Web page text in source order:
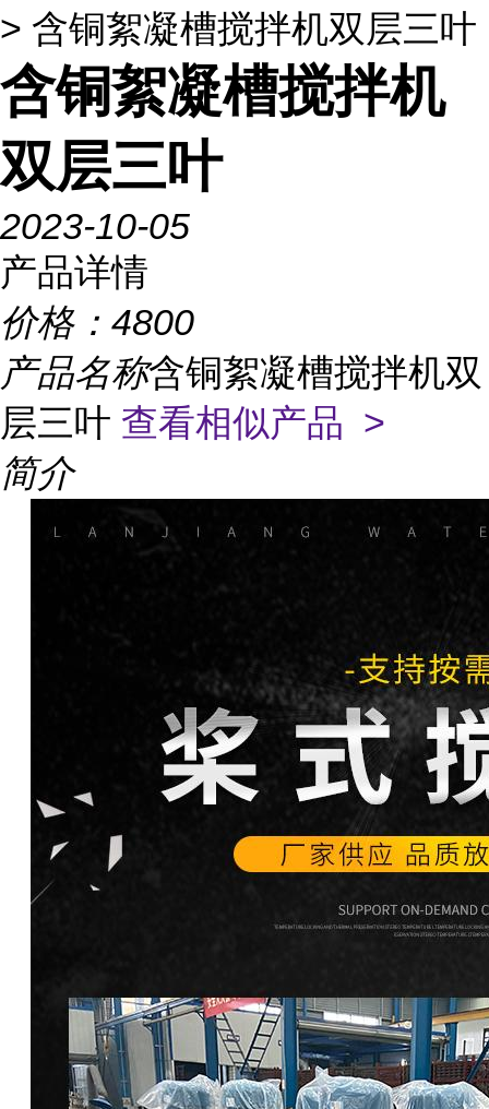
> 含铜絮凝槽搅拌机双层三叶
含铜絮凝槽搅拌机
双层三叶
2023-10-05
产品详情
价格： 4800
产品名称含铜絮凝槽搅拌机双
层三叶 查看相似产品 >
简介